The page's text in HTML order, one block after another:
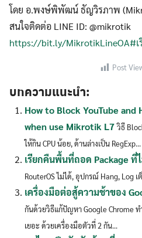
โดย อ.พงษ์พิพัฒน์ ธัญวิรภาพ
สนใจติดต่อ LINE ID: @mikrotik
https://bit.ly/MikrotikLineOA#เ
Post
บทความแนะนำ:
How to Block YouTube and
when use Mikrotik L7 วิธี
ให้กิน CPU น้อย, ด้านล่างเป็น RegExp...
เรียกคืนพื้นที่ถอด Package ที่
RouterOS ไม่ได้, อุปกรณ์ Hang, Log
เครื่องมือต่อสู้ความช้าของ
กันด้วยวิธีแก้ปัญหา Google Chrome ท
เยอะ ด้วยเครื่องมือตัวที่ 2 กัน...